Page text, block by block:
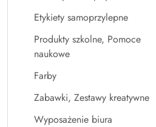
Etykiety samoprzylepne
Produkty szkolne, Pomoce
naukowe
Farby
Zabawki, Zestawy kreatywne
Wyposażenie biura